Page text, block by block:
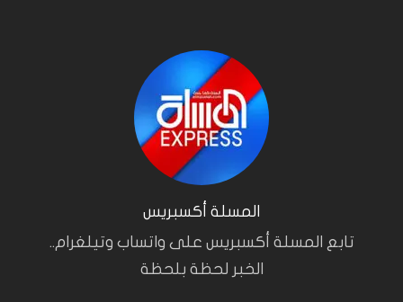
المسلة أكسبريس
تابع المسلة أكسبريس على واتساب وتيلغرام..
الخبر لحظة بلحظة